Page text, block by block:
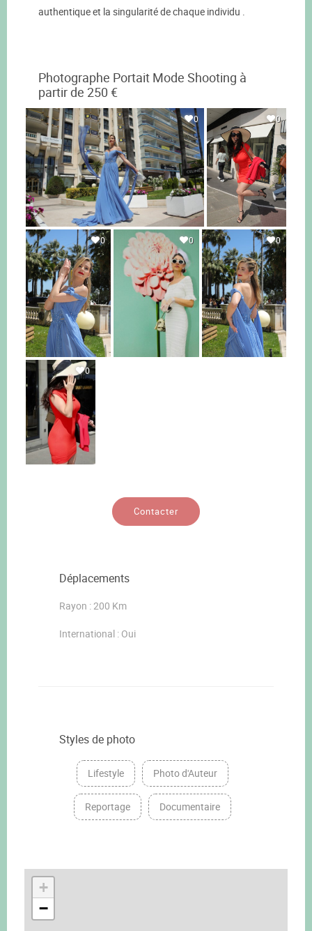
authentique et la singularité de chaque individu .
Photographe Portait Mode Shooting à
partir de 250 €
0 0
0 0 0
0
Contacter
Déplacements
Rayon : 200 Km
International : Oui
Styles de photo
Lifestyle Photo d'Auteur
Reportage Documentaire
+
−